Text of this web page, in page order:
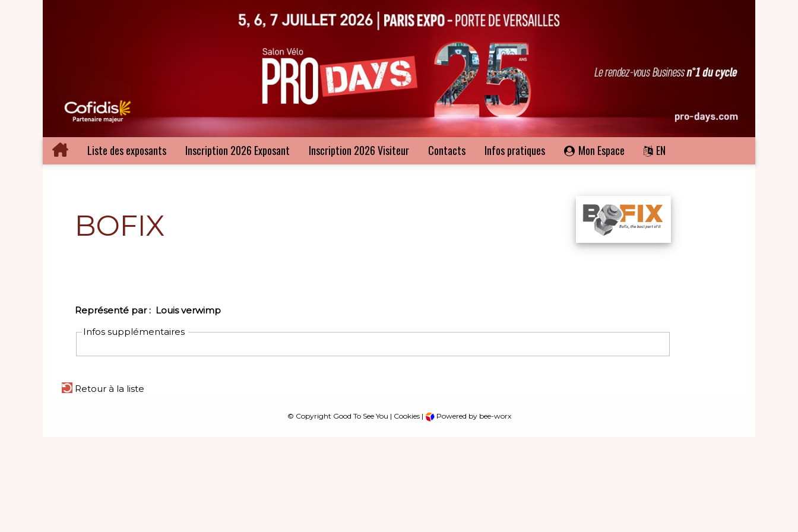
Liste des exposants Inscription 2026 Exposant Inscription 2026 Visiteur Contacts Infos pratiques Mon Espace EN
BOFIX
Représenté par : Louis verwimp
Infos supplémentaires
Retour à la liste
© Copyright Good To See You | Cookies| Powered by bee-worx